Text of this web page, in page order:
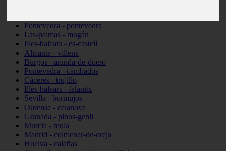
Pontevedra - pontevedra
Las-palmas - mogán
Illes-balears - es-castell
Alicante - villena
Burgos - aranda-de-duero
Pontevedra - cambados
Cáceres - trujillo
Illes-balears - felanitx
Sevilla - bormujos
Ourense - celanova
Granada - pinos-genil
Murcia - mula
Madrid - colmenar-de-oreja
Huelva - calañas